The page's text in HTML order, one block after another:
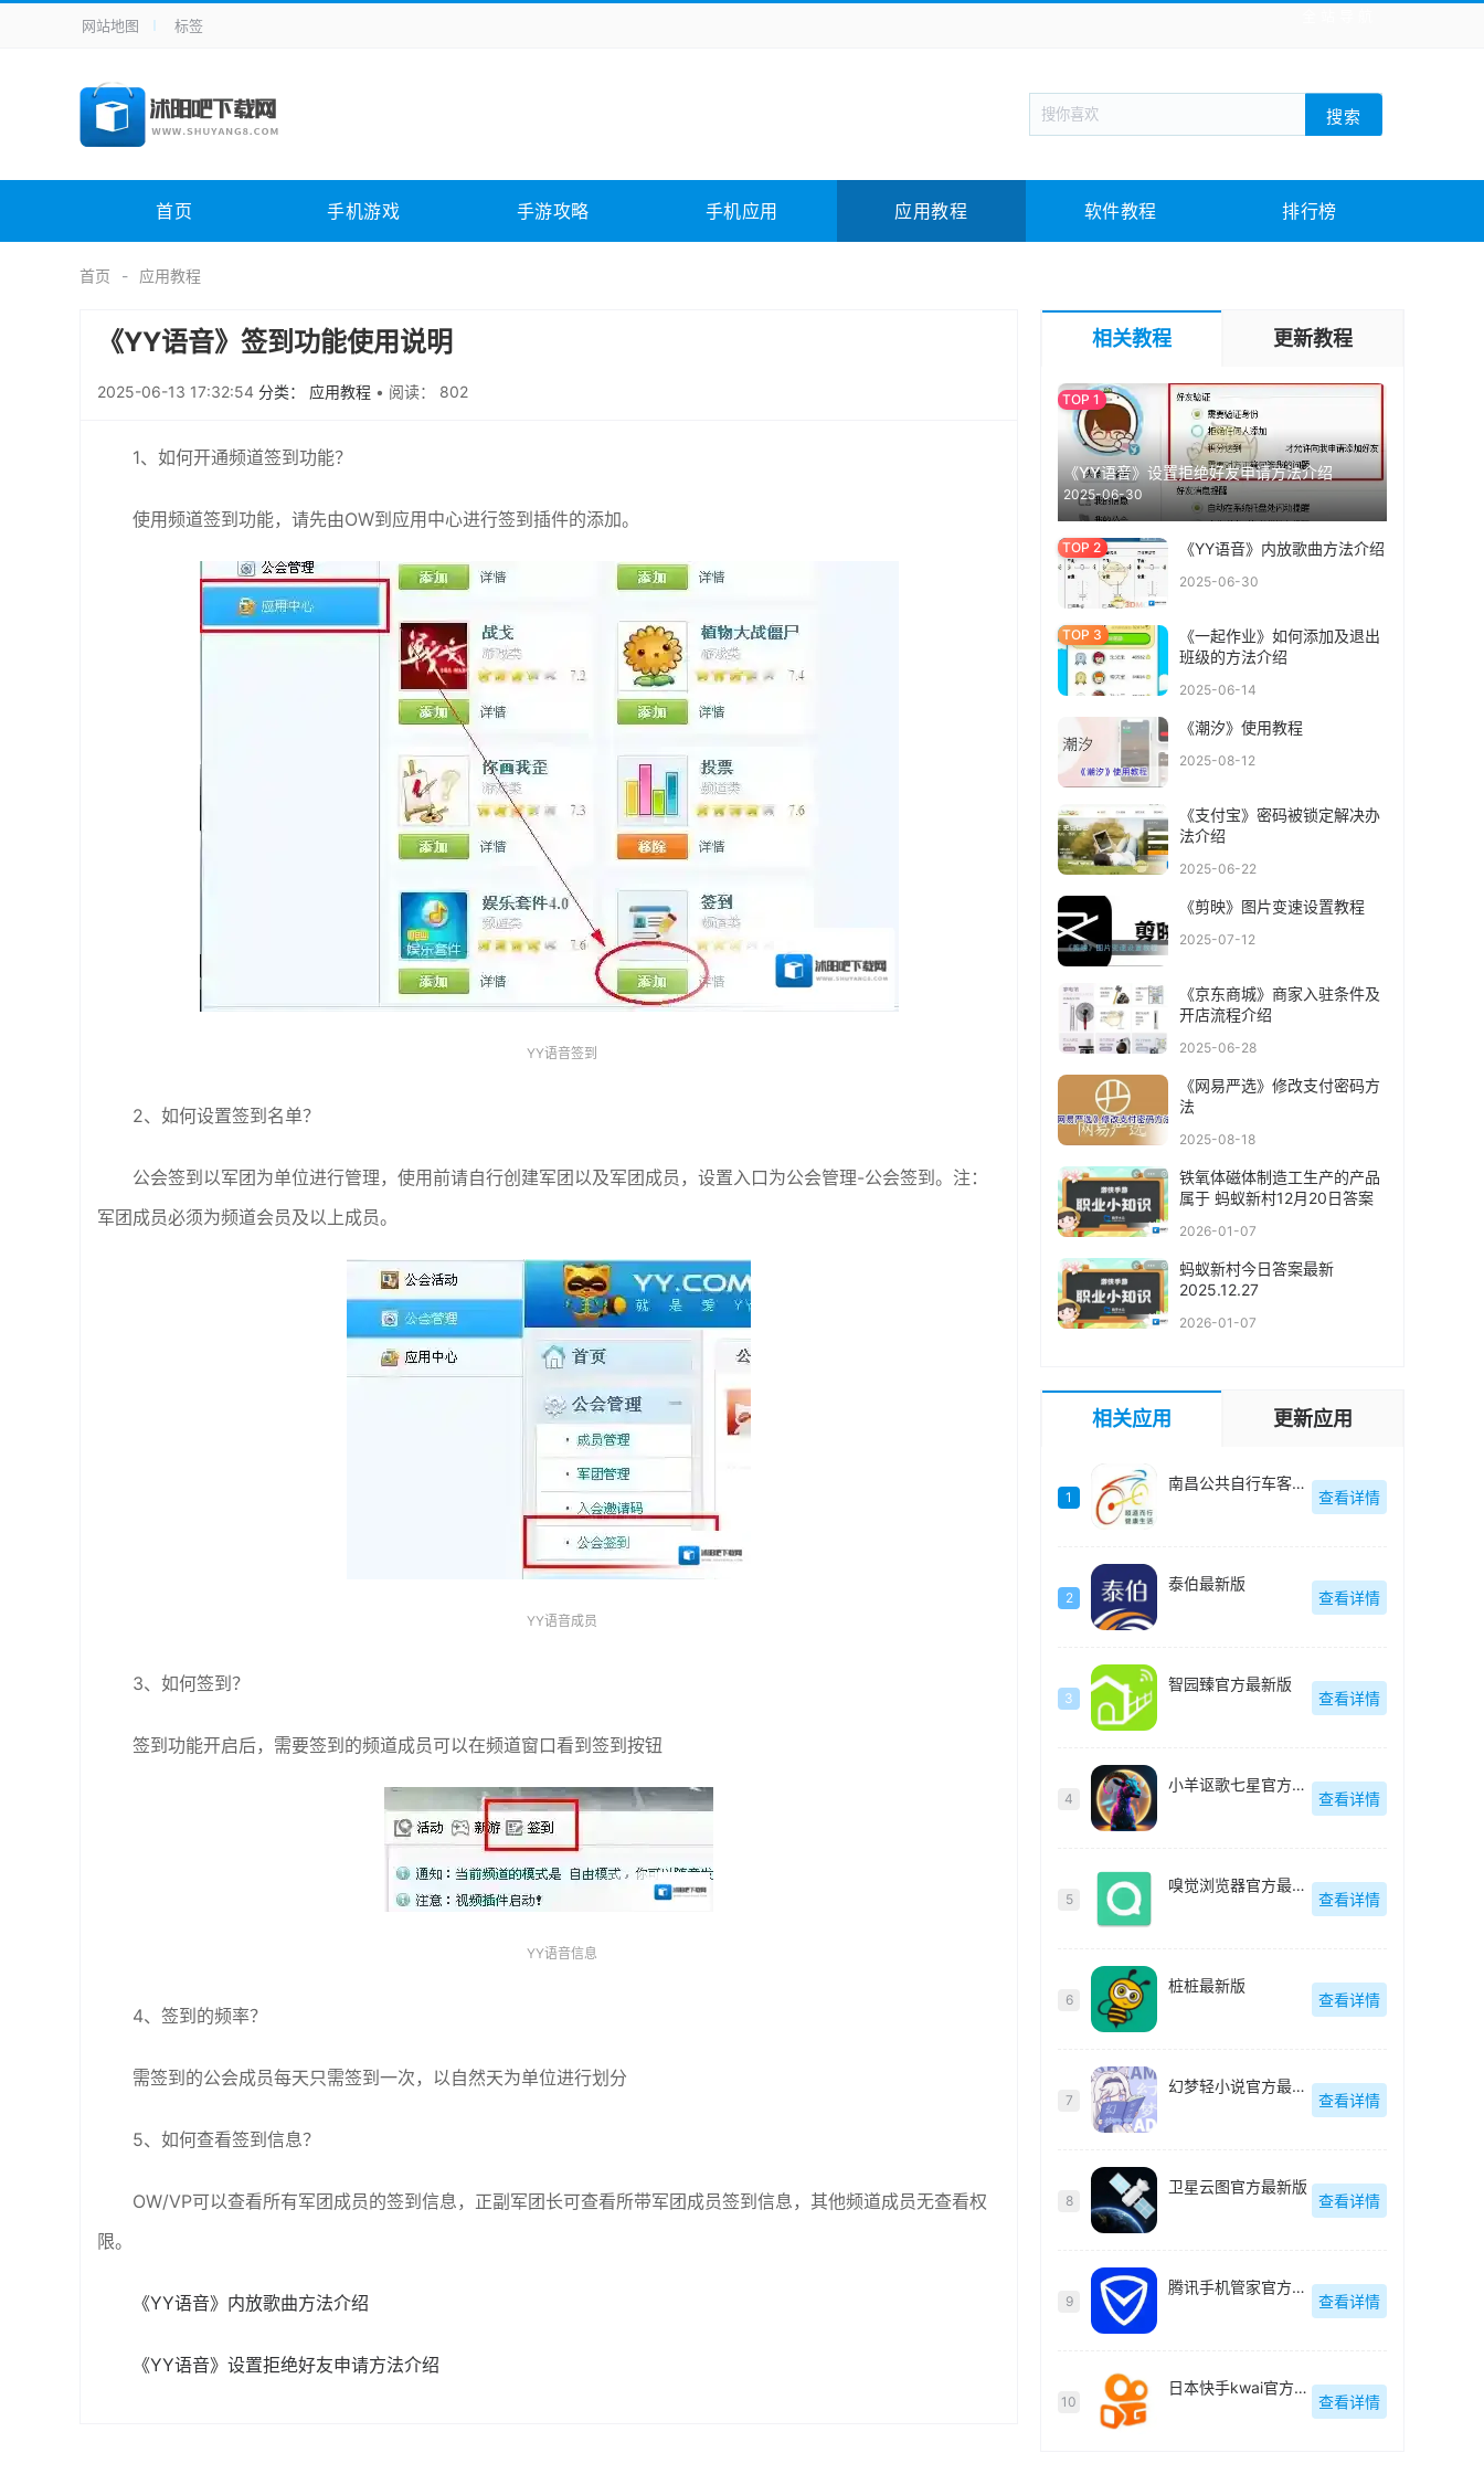
手机应用 新闻阅读 旅游出行 生活实用
手机游戏 H5游戏 回合网游 战棋游戏 枪战射击
电脑软件 其它类别 图形软件 安全相关 应用软件 影音软件 插件下载 教育教学 游戏娱乐 系统软件 素材下载
未分类 综合其它
网站地图 标签
搜索
首页 手机游戏 手游攻略 手机应用 应用教程 软件教程 排行榜
首页 应用教程
《YY语音》签到功能使用说明
2025-06-13 17:32:54 分类： 应用教程 • 阅读： 802
1、如何开通频道签到功能？
使用频道签到功能，请先由OW到应用中心进行签到插件的添加。
YY语音签到
2、如何设置签到名单？
公会签到以军团为单位进行管理，使用前请自行创建军团以及军团成员，设置入口为公会管理-公会签到。注：
军团成员必须为频道会员及以上成员。
YY语音成员
3、如何签到？
签到功能开启后，需要签到的频道成员可以在频道窗口看到签到按钮
YY语音信息
4、签到的频率？
需签到的公会成员每天只需签到一次，以自然天为单位进行划分
5、如何查看签到信息？
OW/VP可以查看所有军团成员的签到信息，正副军团长可查看所带军团成员签到信息，其他频道成员无查看权
限。
《YY语音》内放歌曲方法介绍
《YY语音》设置拒绝好友申请方法介绍
相关教程 更新教程
《YY语音》设置拒绝好友申请方法介绍
2025-06-30
《YY语音》内放歌曲方法介绍
2025-06-30
《一起作业》如何添加及退出
班级的方法介绍
2025-06-14
《潮汐》使用教程
2025-08-12
《支付宝》密码被锁定解决办
法介绍
2025-06-22
《剪映》图片变速设置教程
2025-07-12
《京东商城》商家入驻条件及
开店流程介绍
2025-06-28
《网易严选》修改支付密码方
法
2025-08-18
铁氧体磁体制造工生产的产品
属于 蚂蚁新村12月20日答案
2026-01-07
蚂蚁新村今日答案最新
2025.12.27
2026-01-07
相关应用 更新应用
1
南昌公共自行车客户端(洪城乐骑行)最新版
查看详情
2
泰伯最新版
查看详情
3
智园臻官方最新版
查看详情
4
小羊讴歌七星官方最新版
查看详情
5
嗅觉浏览器官方最新版
查看详情
6
桩桩最新版
查看详情
7
幻梦轻小说官方最新版
查看详情
8
卫星云图官方最新版
查看详情
9
腾讯手机管家官方最新版
查看详情
10
日本快手kwai官方最新版
查看详情